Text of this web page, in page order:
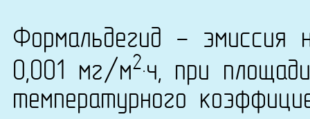
Формальдегид - эмиссия
0,001 мг/м2·ч, при
температурного